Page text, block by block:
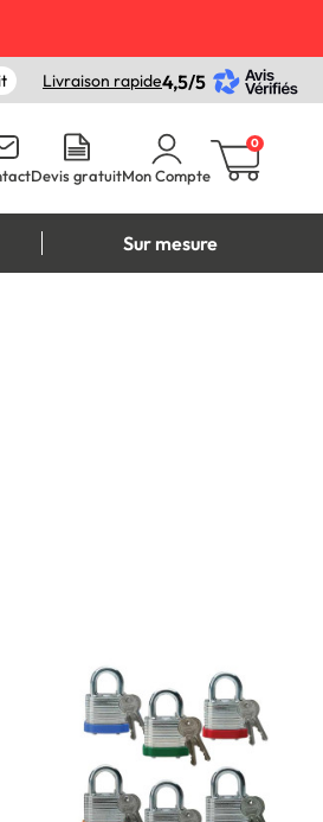
Livraison rapide4,5/5
Devis gratuitMon Compte
0
Sur mesure